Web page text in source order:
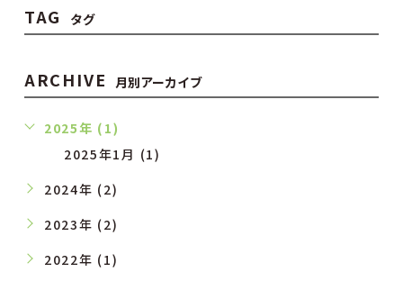
TAG タグ
ARCHIVE 月別アーカイブ
2025年 (1)
2025年1月 (1)
2024年 (2)
2023年 (2)
2022年 (1)